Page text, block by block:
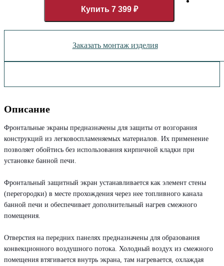
Купить 7 399 ₽
Заказать монтаж изделия
Описание
Фронтальные экраны предназначены для защиты от возгорания
конструкций из легковоспламеняемых материалов. Их применение
позволяет обойтись без использования кирпичной кладки при
установке банной печи.
Фронтальный защитный экран устанавливается как элемент стены
(перегородки) в месте прохождения через нее топливного канала
банной печи и обеспечивает дополнительный нагрев смежного
помещения.
Отверстия на передних панелях предназначены для образования
конвекционного воздушного потока. Холодный воздух из смежного
помещения втягивается внутрь экрана, там нагревается, охлаждая